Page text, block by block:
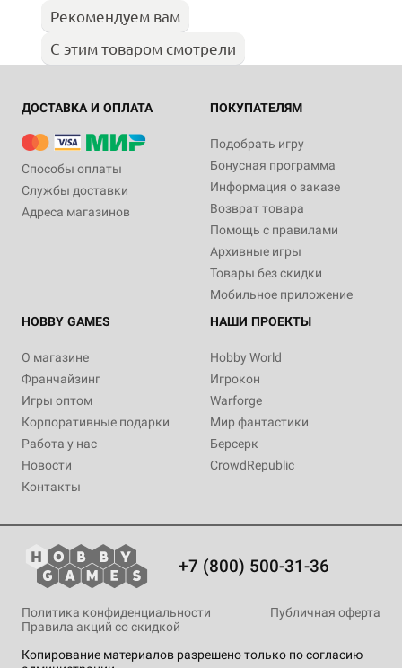
Рекомендуем вам
С этим товаром смотрели
ДОСТАВКА И ОПЛАТА
Способы оплаты
Службы доставки
Адреса магазинов
ПОКУПАТЕЛЯМ
Подобрать игру
Бонусная программа
Информация о заказе
Возврат товара
Помощь с правилами
Архивные игры
Товары без скидки
Мобильное приложение
HOBBY GAMES
О магазине
Франчайзинг
Игры оптом
Корпоративные подарки
Работа у нас
Новости
Контакты
НАШИ ПРОЕКТЫ
Hobby World
Игрокон
Warforge
Мир фантастики
Берсерк
CrowdRepublic
+7 (800) 500-31-36
Копирование материалов разрешено только по согласию
Политика конфиденциальности
Публичная оферта
Правила акций со скидкой